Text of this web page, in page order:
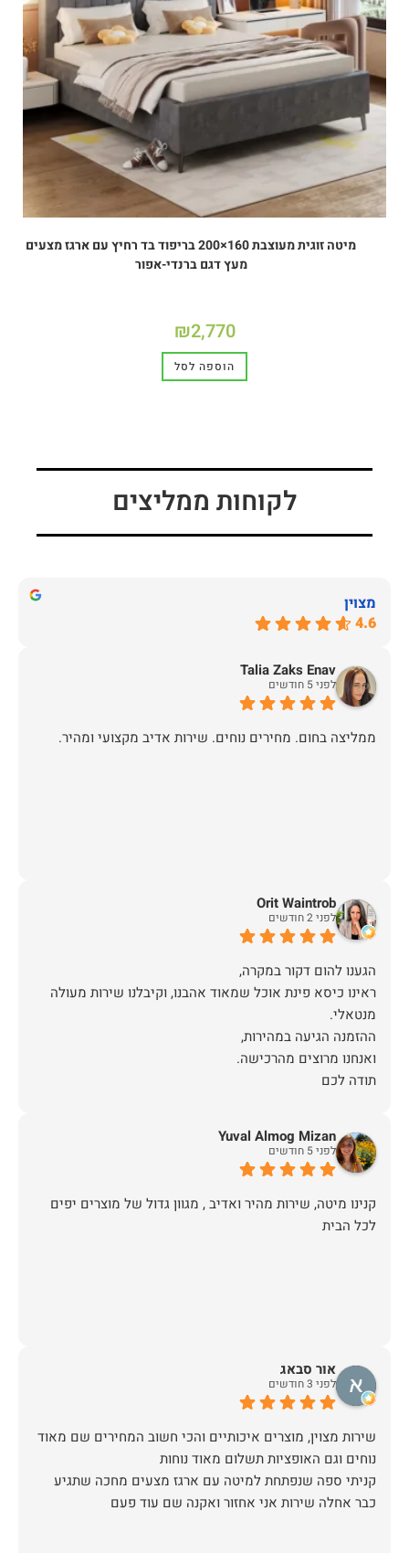
מיטה זוגית מעוצבת 160×200 בריפוד בד רחיץ עם ארגז מצעים
מעץ דגם ברנדי-אפור
₪2,770
הוספה לסל
לקוחות ממליצים
מצוין
4.6
Talia Zaks Enav
לפני 5 חודשים
ממליצה בחום. מחירים נוחים. שירות אדיב מקצועי ומהיר.
Orit Waintrob
לפני 2 חודשים
ראינו כיסא פינת אוכל שמאוד אהבנו, וקיבלנו שירות מעולה
תודה לכם
Yuval Almog Mizan
לפני 5 חודשים
קנינו מיטה, שירות מהיר ואדיב , מגוון גדול של מוצרים יפים
לכל הבית
אור סבאג
לפני 3 חודשים
שירות מצוין, מוצרים איכותיים והכי חשוב המחירים שם מאוד
קניתי ספה שנפתחת למיטה עם ארגז מצעים מחכה שתגיע
כבר אחלה שירות אני אחזור ואקנה שם עוד פעם